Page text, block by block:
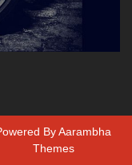
ByAarambha
Themes